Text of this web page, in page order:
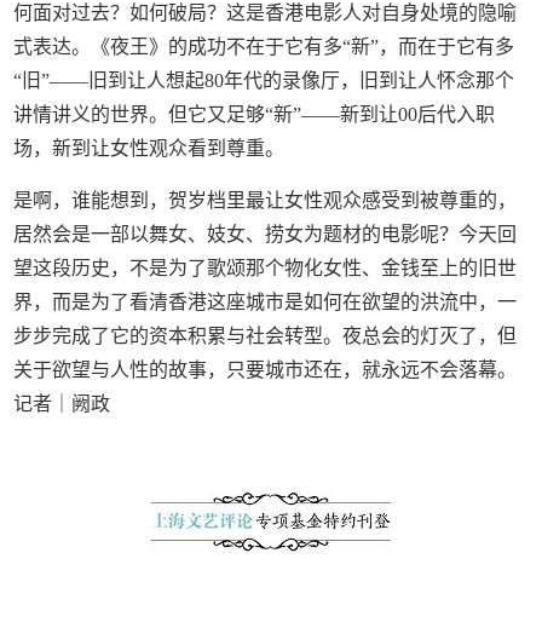
何面对过去？如何破局？这是香港电影人对自身处境的隐喻
式表达。《夜王》的成功不在于它有多“新”，而在于它有多
“旧”——旧到让人想起80年代的录像厅，旧到让人怀念那个
讲情讲义的世界。但它又足够“新”——新到让00后代入职
场，新到让女性观众看到尊重。
是啊，谁能想到，贺岁档里最让女性观众感受到被尊重的，
居然会是一部以舞女、妓女、捞女为题材的电影呢？今天回
望这段历史，不是为了歌颂那个物化女性、金钱至上的旧世
界，而是为了看清香港这座城市是如何在欲望的洪流中，一
步步完成了它的资本积累与社会转型。夜总会的灯灭了，但
关于欲望与人性的故事，只要城市还在，就永远不会落幕。
记者｜阙政